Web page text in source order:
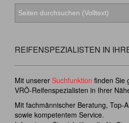
REIFENSPEZIALISTEN IN
Mit unserer Suchfunktion finden Sie
VRÖ-Reifenspezialisten in Ihrer
Mit fachmännischer Beratung, Top-
sowie kompetentem Service.